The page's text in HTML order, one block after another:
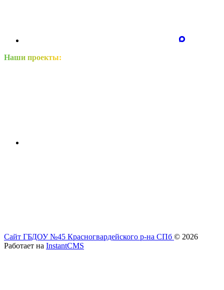
Наши проекты:
Сайт ГБДОУ №45 Красногвардейского р-на СПб © 2026
Работает на InstantCMS